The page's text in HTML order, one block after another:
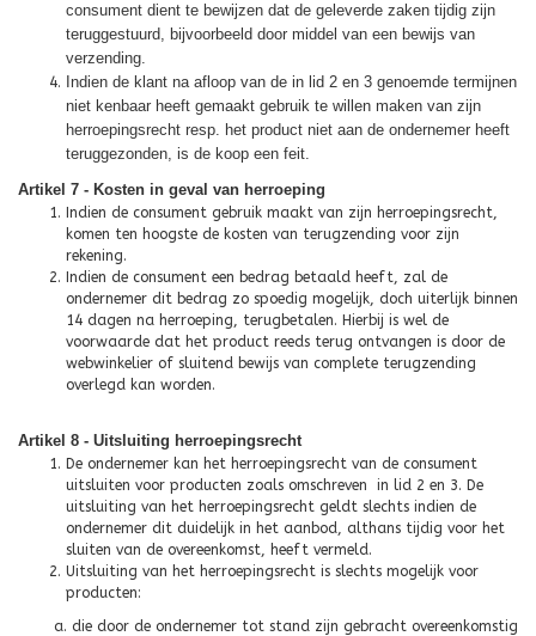
consument dient te bewijzen dat de geleverde zaken tijdig zijn
teruggestuurd, bijvoorbeeld door middel van een bewijs van
verzending.
Indien de klant na afloop van de in lid 2 en 3 genoemde termijnen
niet kenbaar heeft gemaakt gebruik te willen maken van zijn
herroepingsrecht resp. het product niet aan de ondernemer heeft
teruggezonden, is de koop een feit.
Artikel 7 - Kosten in geval van herroeping
Indien de consument gebruik maakt van zijn herroepingsrecht,
komen ten hoogste de kosten van terugzending voor zijn
rekening.
Indien de consument een bedrag betaald heeft, zal de
ondernemer dit bedrag zo spoedig mogelijk, doch uiterlijk binnen
14 dagen na herroeping, terugbetalen. Hierbij is wel de
voorwaarde dat het product reeds terug ontvangen is door de
webwinkelier of sluitend bewijs van complete terugzending
overlegd kan worden.
Artikel 8 - Uitsluiting herroepingsrecht
De ondernemer kan het herroepingsrecht van de consument
uitsluiten voor producten zoals omschreven in lid 2 en 3. De
uitsluiting van het herroepingsrecht geldt slechts indien de
ondernemer dit duidelijk in het aanbod, althans tijdig voor het
sluiten van de overeenkomst, heeft vermeld.
Uitsluiting van het herroepingsrecht is slechts mogelijk voor
producten:
a. die door de ondernemer tot stand zijn gebracht overeenkomstig